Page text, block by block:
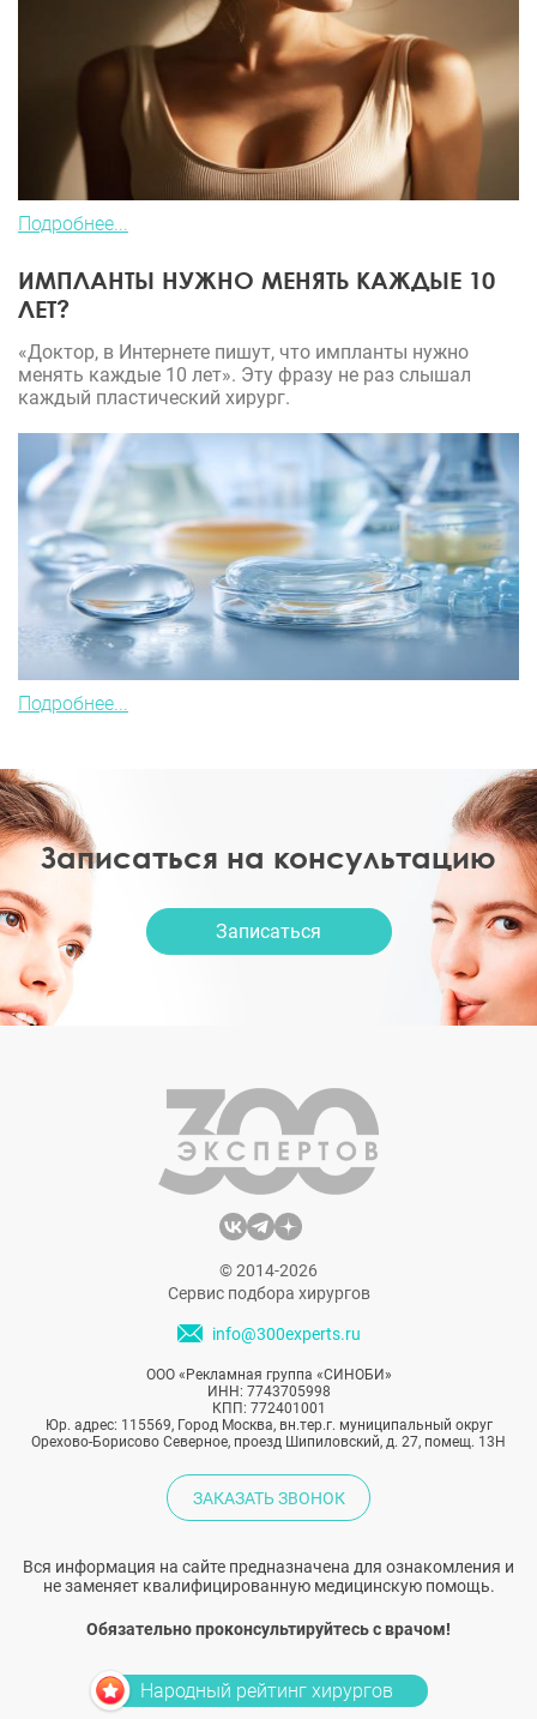
Подробнее...
ИМПЛАНТЫ НУЖНО МЕНЯТЬ КАЖДЫЕ 10
ЛЕТ?
«Доктор, в Интернете пишут, что импланты нужно
менять каждые 10 лет». Эту фразу не раз слышал
каждый пластический хирург.
Подробнее...
Записаться на консультацию
Записаться
© 2014-2026
Сервис подбора хирургов
info@300experts.ru
ООО «Рекламная группа «СИНОБИ»
ИНН: 7743705998
КПП: 772401001
Юр. адрес: 115569, Город Москва, вн.тер.г. муниципальный округ
Орехово-Борисово Северное, проезд Шипиловский, д. 27, помещ. 13Н
ЗАКАЗАТЬ ЗВОНОК
Вся информация на сайте предназначена для ознакомления и
не заменяет квалифицированную медицинскую помощь.
Обязательно проконсультируйтесь с врачом!
Народный рейтинг хирургов